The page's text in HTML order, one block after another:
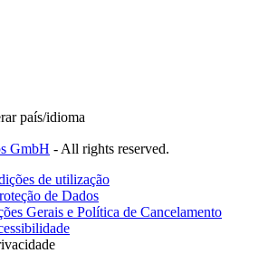
país/idioma
GmbH - All rights reserved.
de utilização
de Dados
Gerais e Política de Cancelamento